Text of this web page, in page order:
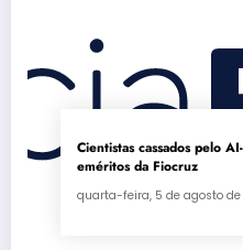
Cientistas cassados pelo
eméritos da Fiocruz
quarta-feira, 5 de agosto